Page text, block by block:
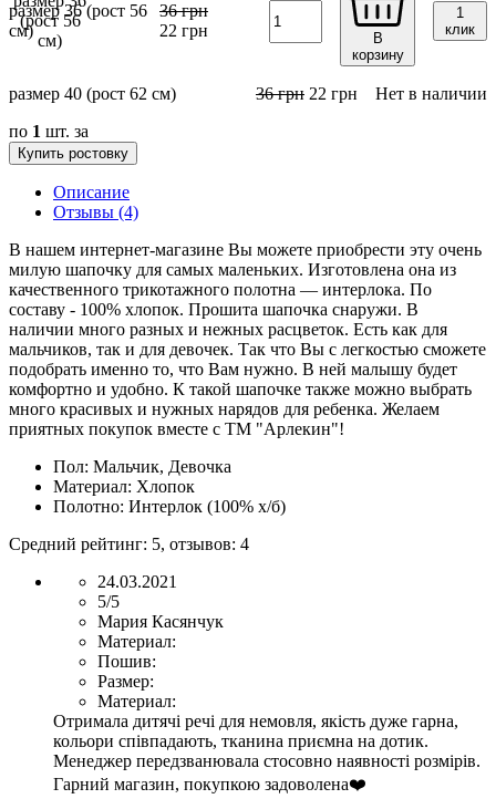
размер 36 (рост 56
см)
36грн
22 грн
В
корзину
1
клик
размер 40 (рост 62 см) 36грн 22 грн
Нет в наличии
по 1 шт. за
Купить ростовку
Описание
Отзывы (4)
В нашем интернет-магазине Вы можете приобрести эту очень
милую шапочку для самых маленьких. Изготовлена она из
качественного трикотажного полотна — интерлока. По
составу - 100% хлопок. Прошита шапочка снаружи. В
наличии много разных и нежных расцветок. Есть как для
мальчиков, так и для девочек. Так что Вы с легкостью сможете
подобрать именно то, что Вам нужно. В ней малышу будет
комфортно и удобно. К такой шапочке также можно выбрать
много красивых и нужных нарядов для ребенка. Желаем
приятных покупок вместе с ТМ "Арлекин"!
Пол: Мальчик, Девочка
Материал: Хлопок
Полотно: Интерлок (100% х/б)
Средний рейтинг: 5, отзывов: 4
24.03.2021
5/5
Мария Касянчук
Материал:
Пошив:
Размер:
Материал:
Отримала дитячі речі для немовля, якість дуже гарна,
кольори співпадають, тканина приємна на дотик.
Менеджер передзванювала стосовно наявності розмірів.
Гарний магазин, покупкою задоволена❤️